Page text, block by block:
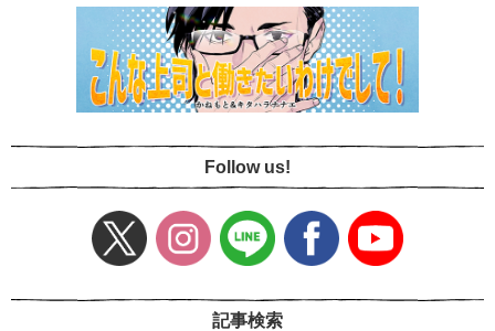
Follow us!
記事検索